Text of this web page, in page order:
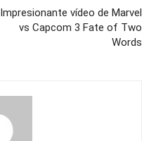
Impresionante vídeo de Marvel
vs Capcom 3 Fate of Two
Words